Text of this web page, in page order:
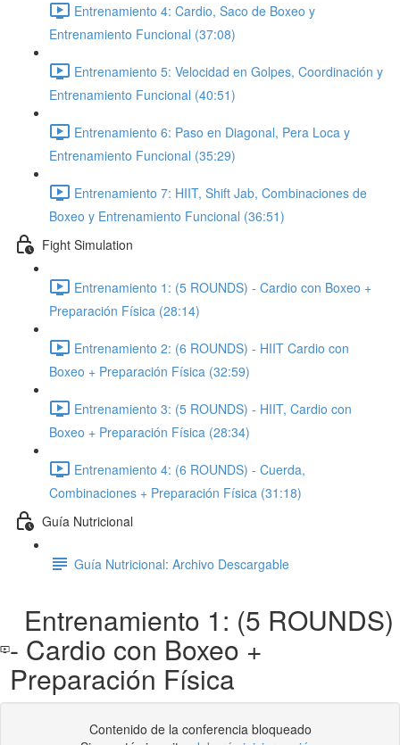
Entrenamiento 4: Cardio, Saco de Boxeo y
Entrenamiento Funcional (37:08)
Entrenamiento 5: Velocidad en Golpes, Coordinación y
Entrenamiento Funcional (40:51)
Entrenamiento 6: Paso en Diagonal, Pera Loca y
Entrenamiento Funcional (35:29)
Entrenamiento 7: HIIT, Shift Jab, Combinaciones de
Boxeo y Entrenamiento Funcional (36:51)
Fight Simulation
Entrenamiento 1: (5 ROUNDS) - Cardio con Boxeo +
Preparación Física (28:14)
Entrenamiento 2: (6 ROUNDS) - HIIT Cardio con
Boxeo + Preparación Física (32:59)
Entrenamiento 3: (5 ROUNDS) - HIIT, Cardio con
Boxeo + Preparación Física (28:34)
Entrenamiento 4: (6 ROUNDS) - Cuerda,
Combinaciones + Preparación Física (31:18)
Guía Nutricional
Guía Nutricional: Archivo Descargable
Entrenamiento 1: (5 ROUNDS)
- Cardio con Boxeo +
Preparación Física
Contenido de la conferencia bloqueado